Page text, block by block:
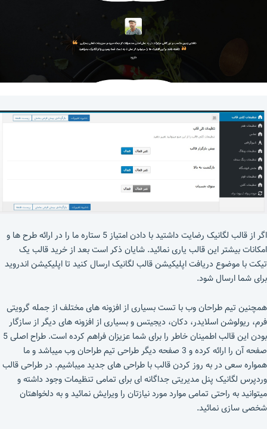
اگر از قالب لگانیک رضایت داشتید با دادن امتیاز 5 ستاره ما را در ارائه طرح ها و
امکانات بیشتر این قالب یاری نمائید. شایان ذکر است بعد از خرید قالب یک
تیکت با موضوع دریافت اپلیکیشن قالب لگانیک ارسال کنید تا اپلیکیشن اندروید
برای شما ارسال شود.
همچنین تیم طراحان وب با تست بسیاری از افزونه های مختلف از جمله گرویتی
فرم، ریولوشن اسلایدر، دکان، دیجیتس و بسیاری از افزونه های دیگر از سازگار
بودن این قالب اطمینان خاطر را برای شما عزیزان فراهم کرده است. طراح اصلی 5
صفحه آن را ارائه کرده و 3 صفحه دیگر طراحی تیم طراحان وب میباشد و ما
همواره سعی در به روز کردن قالب با طراحی های جدید میباشیم. در طراحی قالب
وردپرس لگانیک پنل مدیریتی جداگانه ای برای تمامی تنظیمات وجود داشته و
میتوانید به راحتی تمامی موارد مورد نیازتان را ویرایش نمائید و به دلخواهتان
شخصی سازی نمائید.